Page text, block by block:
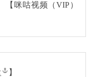
【 咪咕视频（VIP）
】